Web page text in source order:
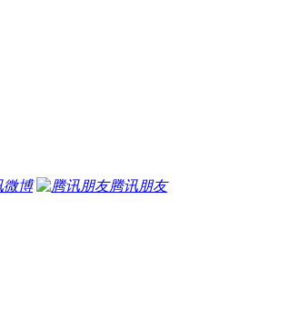
微博
腾讯朋友